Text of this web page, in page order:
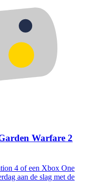
Warfare 2
4 of een Xbox One
aan de slag met de